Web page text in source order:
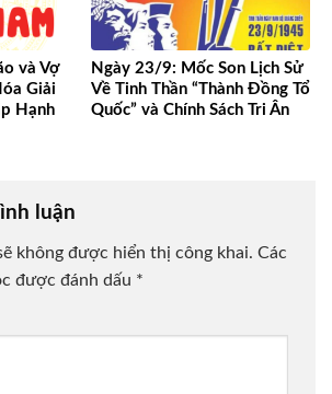
và Vợ
Giải
Hạnh
Ngày 23/9: Mốc Son Lịch Sử
Về Tinh Thần “Thành Đồng Tổ
Quốc” và Chính Sách Tri Ân
luận
không được hiển thị công khai. Các
được đánh dấu *